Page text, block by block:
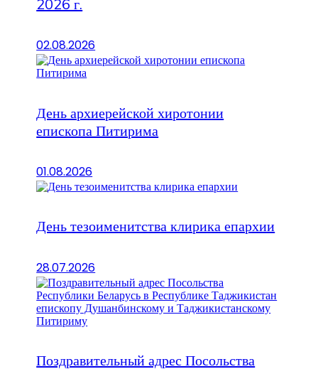
2026 г.
02.08.2026
День архиерейской хиротонии
епископа Питирима
01.08.2026
День тезоименитства клирика епархии
28.07.2026
Поздравительный адрес Посольства